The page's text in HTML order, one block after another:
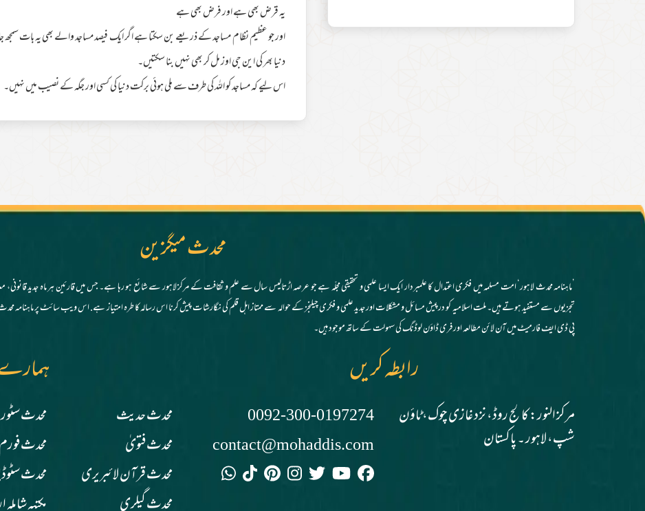
یہ قرض بھی ہے اور فرض بھی ہے
اور جو عظیم نظام مساجد کے ذریعے بن سکتا ہے اگر ایک فیصد مساجد والے بھی یہ بات سمجھ
دنیا بھر کی این جی اوز مل کر بھی نہیں بنا سکتیں۔
اس لیے کہ مساجد کو اللہ کی طرف سے ملی ہوئی برکت دنیا کی کسی اور جگہ کے نصیب میں نہیں۔
محدث میگزین
’ماہنامہ محدث لاہور‘ امت مسلمہ میں فکری اعتدال کا علمبردار ایک ایسا علمی و تحقیقی مجلّہ ہے جو عرصہ اڑتالیس سال سے علم و ثقافت کے مرکز لاہور سے شائع ہو رہا ہے۔ جس میں قارئین ہر ماہ جدید
پی ڈی ایف فارمیٹ میں آن لائن مطالعہ اور فری ڈاؤن لوڈنگ کی سہولت کے ساتھ موجود ہیں۔
رابطہ کریں
مرکز النور: کالج روڈ، نزد غازی چوک، ٹاؤن
شپ، لاہور ۔ پاکستان
0092-300-0197274
contact@mohaddis.com
ہمارے
محدث حدیث محدث سٹور
محدث فتویٰ
محدث فورم
محدث قرآن لائبریری
محدث
محدث گیلری
مکتبہ